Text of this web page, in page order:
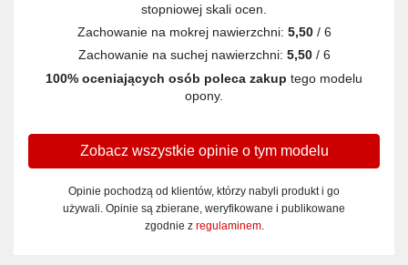
stopniowej skali ocen.
Zachowanie na mokrej nawierzchni: 5,50/ 6
Zachowanie na suchej nawierzchni: 5,50/ 6
100% oceniających osób poleca zakup tego modelu
opony.
Zobacz wszystkie opinie o tym modelu
Opinie pochodzą od klientów, którzy nabyli produkt i go
używali. Opinie są zbierane, weryfikowane i publikowane
zgodnie z regulaminem.